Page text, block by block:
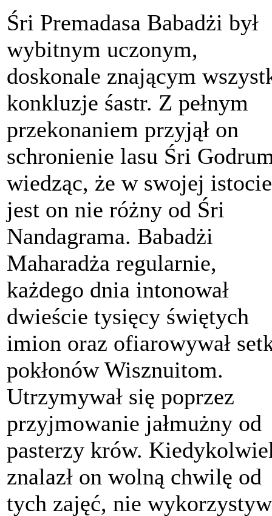
Śri Premadasa Babadżi był
wybitnym uczonym,
doskonale znającym
konkluzje śastr. Z pełnym
przekonaniem przyjął on
schronienie lasu Śri
wiedząc, że w swojej
jest on nie różny od Śri
Nandagrama. Babadżi
Maharadża regularnie,
każdego dnia intonował
dwieście tysięcy świętych
imion oraz ofiarowywał
pokłonów Wisznuitom.
Utrzymywał się poprzez
przyjmowanie jałmużny od
pasterzy krów.
znalazł on wolną chwilę od
tych zajęć, nie